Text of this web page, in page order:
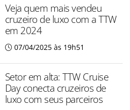
Veja quem mais vendeu
cruzeiro de luxo com a TTW
em 2024
07/04/2025 às 19h51
Setor em alta: TTW Cruise
Day conecta cruzeiros de
luxo com seus parceiros